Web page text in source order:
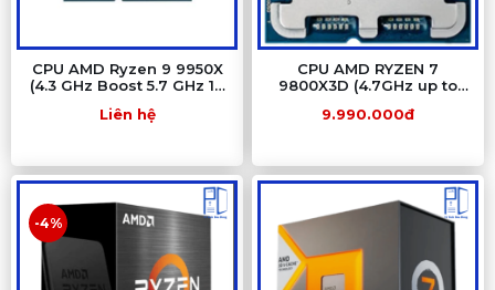
CPU AMD Ryzen 9 9950X
(4.3 GHz Boost 5.7 GHz 16
Cache) - Tray Chính hãng
Liên hệ
CPU AMD RYZEN 7
9800X3D (4.7GHz up to
) - Tray
9.990.000đ
-4%